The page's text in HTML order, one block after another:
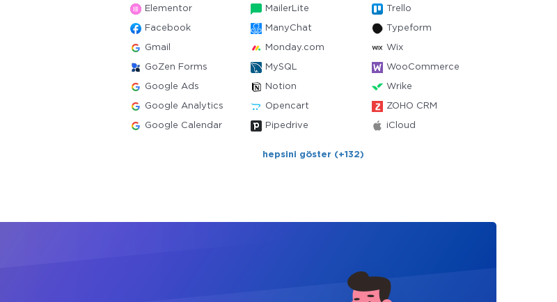
Elementor MailerLite Trello
Facebook ManyChat Typeform
Gmail Monday.com Wix
GoZen Forms MySQL WooCommerce
Google Ads Notion Wrike
Google Analytics Opencart ZOHO CRM
Google Calendar Pipedrive iCloud
hepsini göster (+132)